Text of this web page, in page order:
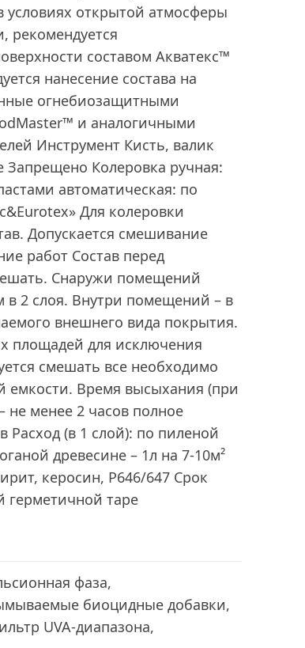
условиях открытой атмосферы
составом Акватекс™
нанесение состава на
огнебиозащитными
и аналогичными
Инструмент Кисть, валик
Запрещено Колеровка ручная:
автоматическая: по
Для колеровки
Допускается смешивание
работ Состав перед
Снаружи помещений
в 2 слоя. Внутри помещений – в
внешнего вида покрытия.
площадей для исключения
смешать все необходимо
емкости. Время высыхания (при
не менее 2 часов полное
Расход (в 1 слой): по пиленой
древесине – 1л на 7-10м²
керосин, Р646/647 Срок
герметичной таре
фаза,
биоцидные добавки,
UVA-диапазона,